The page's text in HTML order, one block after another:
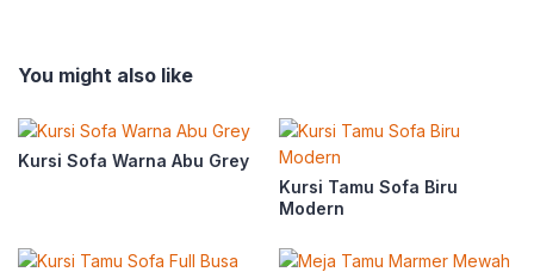
You might also like
Kursi Sofa Warna Abu Grey
Kursi Tamu Sofa Biru
Modern